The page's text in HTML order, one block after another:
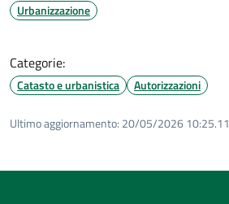
Urbanizzazione
Categorie:
Catasto e urbanistica Autorizzazioni
Ultimo aggiornamento: 20/05/2026 10:25.11